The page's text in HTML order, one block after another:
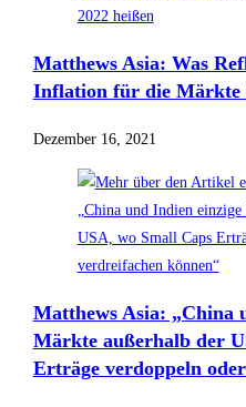
Matthews Asia: Was
Inflation für die Märkte
Dezember 16, 2021
Matthews Asia: „China
Märkte außerhalb der
Erträge verdoppeln